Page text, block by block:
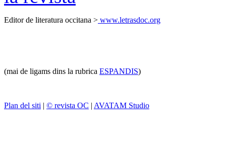
Editor de literatura occitana > www.letrasdoc.org
(mai de ligams dins la rubrica ESPANDIS)
Plan del siti | © revista OC | AVATAM Studio